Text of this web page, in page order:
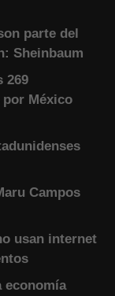
parte del
Sheinbaum
269
México
Campos
usan internet
economía